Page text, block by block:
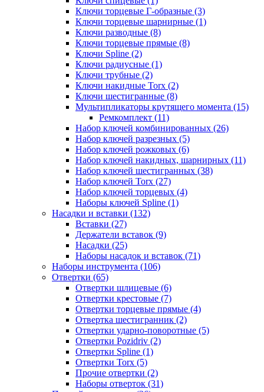
Ключи торцевые Г-образные (3)
Ключи торцевые шарнирные (1)
Ключи разводные (8)
Ключи торцевые прямые (8)
Ключи Spline (2)
Ключи радиусные (1)
Ключи трубные (2)
Ключи накидные Torx (2)
Ключи шестигранные (8)
Мультипликаторы крутящего момента (15)
Ремкомплект (11)
Набор ключей комбинированных (26)
Набор ключей разрезных (5)
Набор ключей рожковых (6)
Набор ключей накидных, шарнирных (11)
Набор ключей шестигранных (38)
Набор ключей Torx (27)
Набор ключей торцевых (4)
Наборы ключей Spline (1)
Насадки и вставки (132)
Вставки (27)
Держатели вставок (9)
Насадки (25)
Наборы насадок и вставок (71)
Наборы инструмента (106)
Отвертки (65)
Отвертки шлицевые (6)
Отвертки крестовые (7)
Отвертки торцевые прямые (4)
Отвертка шестигранник (2)
Отвертки ударно-поворотные (5)
Отвертки Pozidriv (2)
Отвертки Spline (1)
Отвертки Torx (5)
Прочие отвертки (2)
Наборы отверток (31)